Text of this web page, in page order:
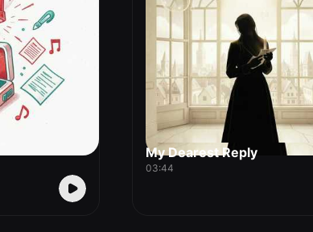
My Dearest Reply
03:44